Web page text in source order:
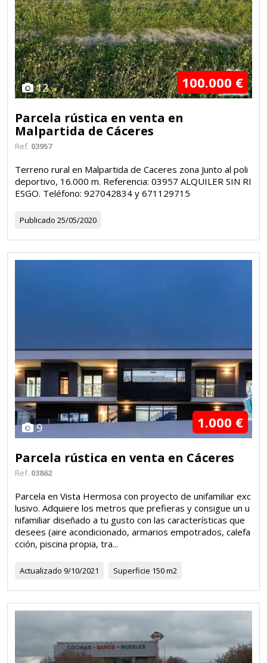
12 100.000 €
Parcela rústica en venta en
Malpartida de Cáceres
Ref. 03957
Terreno rural en Malpartida de Caceres zona Junto al poli
deportivo, 16.000 m. Referencia: 03957 ALQUILER SIN RI
ESGO. Teléfono: 927042834 y 671129715
Publicado 25/05/2020
9 1.000 €
Parcela rústica en venta en Cáceres
Ref. 03862
Parcela en Vista Hermosa con proyecto de unifamiliar exc
lusivo. Adquiere los metros que prefieras y consigue un u
nifamiliar diseñado a tu gusto con las características que
desees (aire acondicionado, armarios empotrados, calefa
cción, piscina propia, tra...
Actualizado 9/10/2021 Superficie 150 m2